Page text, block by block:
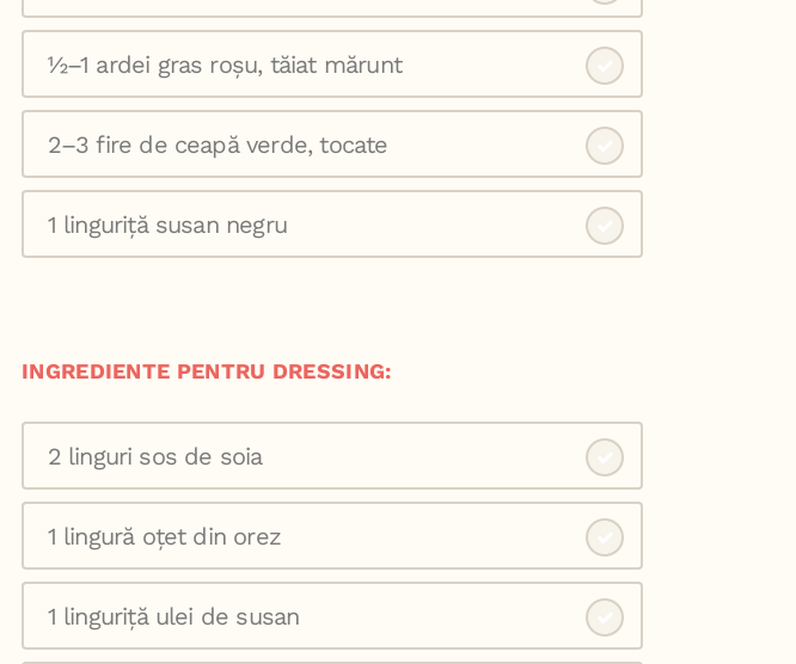
½–1 ardei gras roșu, tăiat mărunt
2–3 fire de ceapă verde, tocate
1 linguriță susan negru
INGREDIENTE PENTRU DRESSING:
2 linguri sos de soia
1 lingură oțet din orez
1 linguriță ulei de susan